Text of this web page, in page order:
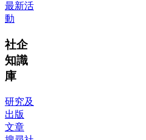
最新活
動
社企
知識
庫
研究及
出版
文章